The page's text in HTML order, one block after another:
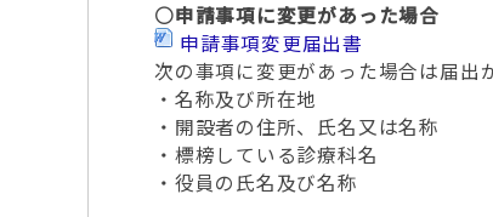
○申請事項に変更があった場合
申請事項変更届出書
次の事項に変更があった場合は届出
・名称及び所在地
・開設者の住所、氏名又は名称
・標榜している診療科名
・役員の氏名及び名称